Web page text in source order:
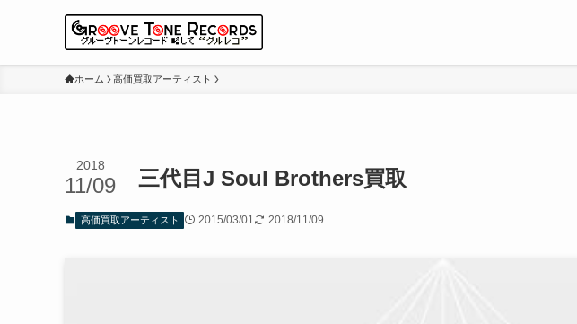
ホーム 高価買取アーティスト
三代目J Soul Brothers買取
2018
11/09
高価買取アーティスト 2015/03/01 2018/11/09